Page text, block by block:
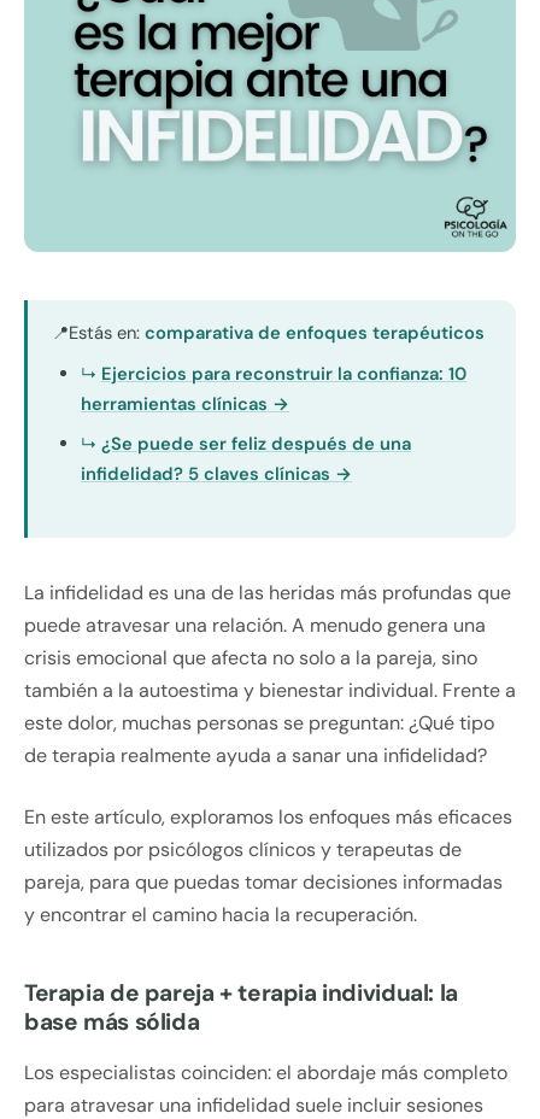
📍Estás en: comparativa de enfoques terapéuticos
Ejercicios para reconstruir la confianza: 10
herramientas clínicas →
¿Se puede ser feliz después de una
infidelidad? 5 claves clínicas →
La infidelidad es una de las heridas más profundas que
puede atravesar una relación. A menudo genera una
crisis emocional que afecta no solo a la pareja, sino
también a la autoestima y bienestar individual. Frente a
este dolor, muchas personas se preguntan: ¿Qué tipo
de terapia realmente ayuda a sanar una infidelidad?
En este artículo, exploramos los enfoques más eficaces
utilizados por psicólogos clínicos y terapeutas de
pareja, para que puedas tomar decisiones informadas
y encontrar el camino hacia la recuperación.
Terapia de pareja + terapia individual: la
base más sólida
Los especialistas coinciden: el abordaje más completo
para atravesar una infidelidad suele incluir sesiones